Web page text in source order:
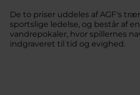
De to priser uddeles af AGF's
sportslige ledelse, og består af
vandrepokaler, hvor spillernes
indgraveret til tid og evighed.